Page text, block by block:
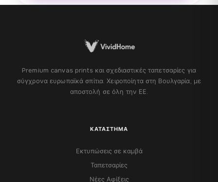
Premium canvas prints και σχεδιαστικές ταπετσαρίες για
σύγχρονα ευρωπαϊκά σπίτια. Χειροποίητα στη Βουλγαρία, με
αποστολή σε όλη την ΕΕ.
ΚΑΤΆΣΤΗΜΑ
Εκτυπώσεις σε καμβά
Ταπετσαρίες
Νέες Αφίξεις